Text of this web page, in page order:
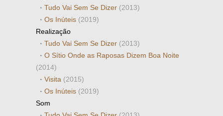
· Tudo Vai Sem Se Dizer (2013)
· Os Inúteis (2019)
Realização
· Tudo Vai Sem Se Dizer (2013)
· O Sítio Onde as Raposas Dizem Boa Noite
(2014)
· Visita (2015)
· Os Inúteis (2019)
Som